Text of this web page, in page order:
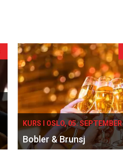
KURS I OSLO, 05. SEPTEMBER
Bobler & Brunsj